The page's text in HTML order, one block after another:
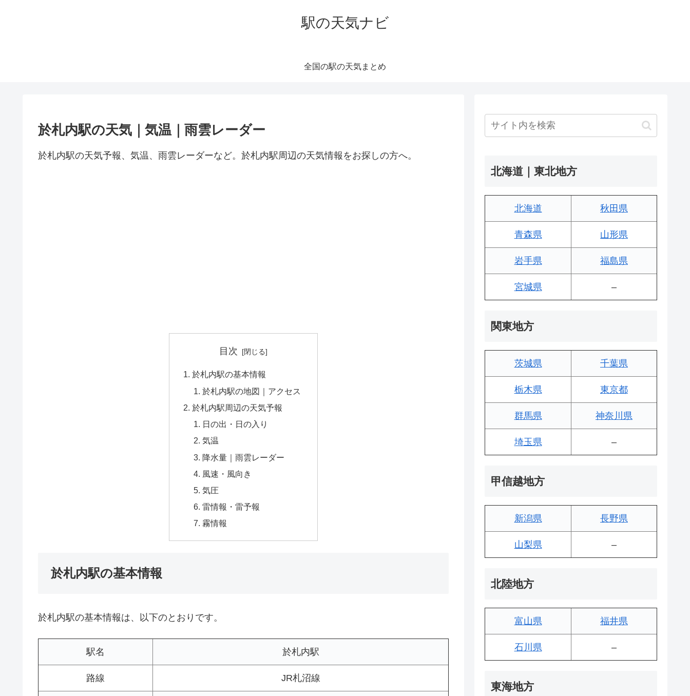
駅の天気ナビ
全国の駅の天気まとめ
於札内駅の天気｜気温｜雨雲レーダー
於札内駅の天気予報、気温、雨雲レーダーなど。於札内駅周辺の天気情報をお探しの方へ。
目次
於札内駅の基本情報
於札内駅の地図｜アクセス
於札内駅周辺の天気予報
日の出・日の入り
気温
降水量｜雨雲レーダー
風速・風向き
気圧
雷情報・雷予報
霧情報
於札内駅の基本情報
於札内駅の基本情報は、以下のとおりです。
駅名 於札内駅
路線 JR札沼線
北海道｜東北地方
北海道 秋田県
青森県 山形県
岩手県 福島県
宮城県 –
関東地方
茨城県 千葉県
栃木県 東京都
群馬県 神奈川県
埼玉県 –
甲信越地方
新潟県 長野県
山梨県 –
北陸地方
富山県 福井県
石川県 –
東海地方